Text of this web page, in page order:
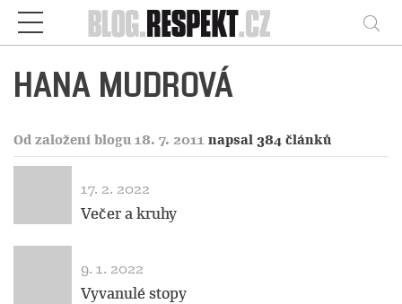
Respekt
HANA MUDROVÁ
Od založení blogu 18. 7. 2011 napsal 384 článků
17. 2. 2022
Večer a kruhy
9. 1. 2022
Vyvanulé stopy